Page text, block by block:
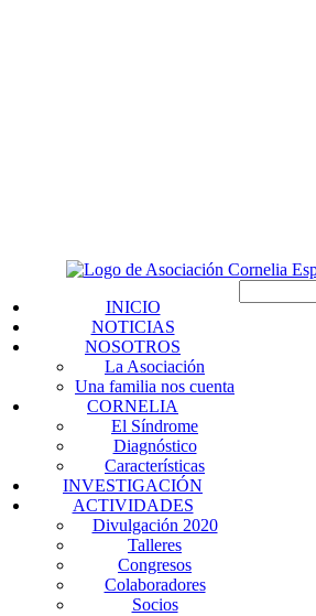
INICIO
NOTICIAS
NOSOTROS
La Asociación
Una familia nos cuenta
CORNELIA
El Síndrome
Diagnóstico
Características
INVESTIGACIÓN
ACTIVIDADES
Divulgación 2020
Talleres
Congresos
Colaboradores
Socios